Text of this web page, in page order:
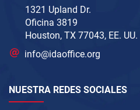
1321 Upland Dr.
Oficina 3819
Houston, TX 77043, EE. UU.
info@idaoffice.org
NUESTRA REDES SOCIALES